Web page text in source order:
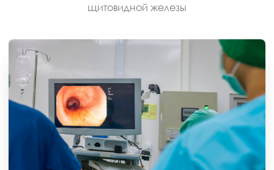
щитовидной железы